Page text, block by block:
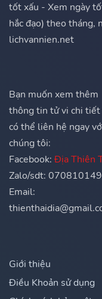
tốt xấu - Xem ngày
hắc đạo) theo tháng,
lichvannien.net
Bạn muốn xem thêm
thông tin tử vi chi
có thể liên hệ ngay
chúng tôi:
Facebook: Địa Thiên
Zalo/sdt:
Email:
Giới thiệu
Điều Khoản sử dụng